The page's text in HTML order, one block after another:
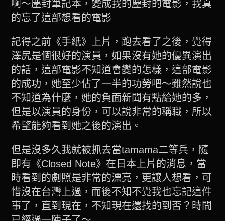
啊～塵封筆記本，變成我的塵封的電影，我真
的忘了這部想看的電影
記得之前《手紙》上片，跑去看了之後，覺得
澤尻是個很好的演員，如果沒有她的優異演出
的話，這部電影不知道會變的怎樣，這部電影
的成功，她至少佔了一半的功勞吧～雖然說也
不知道為什麼，她的負面新聞有點給她的多，
但是以演員的身份，可以說非常的稱職，所以
希望能夠看到她之後的演出。
但是沒多久我就被抓去當tamama二等兵，隨
即有《Closed Note》在日本上片的消息，當
時看到的劇照是非常的漂亮，更讓人想看，可
惜沒在台灣上過，而後不知不覺我也忘記這件
事了，直到現在，不知現在還找的到否？時間